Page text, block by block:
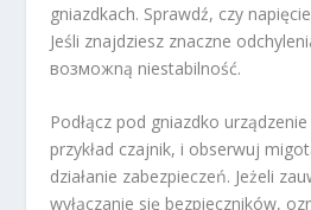
gniazdkach. Sprawdź, czy
Jeśli znajdziesz znaczne
возможną niestabilność.
Podłącz pod gniazdko
przykład czajnik, i obserwuj
działanie zabezpieczeń. Jeżeli
wyłączanie się bezpieczników,